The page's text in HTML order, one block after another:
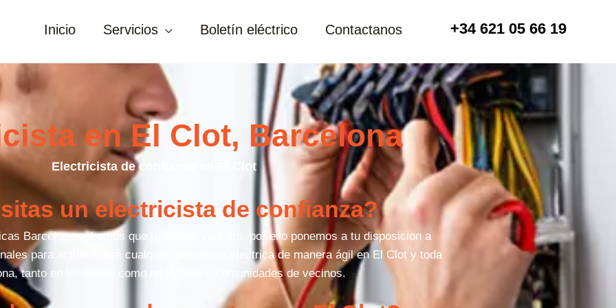
Inicio Servicios Boletín eléctrico Contactanos +34 621 05 66 19
en El Clot, Barcelona
Electricista de confianza en El Clot
un electricista de confianza?
Barcelona sabemos que tu tiempo vale oro, por ello ponemos a tu disposicion a
para actuar sobre cualquier incidencia electrica de manera ágil en El Clot y toda
tanto en viviendas como en locales o comunidades de vecinos.